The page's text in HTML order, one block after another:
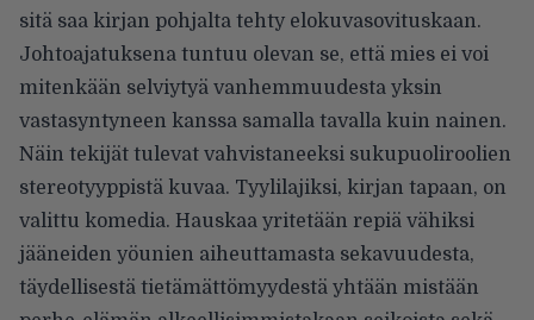
sitä saa kirjan pohjalta tehty elokuvasovituskaan.
Johtoajatuksena tuntuu olevan se, että mies ei voi
mitenkään selviytyä vanhemmuudesta yksin
vastasyntyneen kanssa samalla tavalla kuin nainen.
Näin tekijät tulevat vahvistaneeksi sukupuoliroolien
stereotyyppistä kuvaa. Tyylilajiksi, kirjan tapaan, on
valittu komedia. Hauskaa yritetään repiä vähiksi
jääneiden yöunien aiheuttamasta sekavuudesta,
täydellisestä tietämättömyydestä yhtään mistään